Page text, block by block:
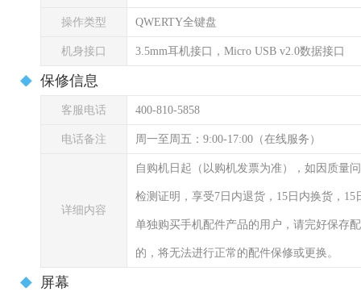
操作类型 QWERTY全键盘
机身接口 3.5mm耳机接口，Micro USB v2.0数据接口
保修信息
客服电话 400-810-5858
电话备注 周一至周五：9:00-17:00（在线服务）
详细内容
自购机日起（以购机发票为准），如因质量
检测证明，享受7日内退货，15日内换货，
单独购买手机配件产品的用户，请完好保存
的，将无法进行正常的配件保修或更换。
屏幕